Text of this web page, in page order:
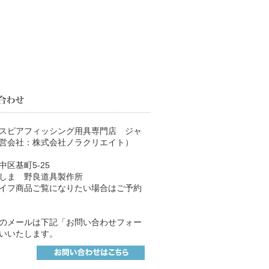
ピアフィッシング用具専門店 ジャ
会社：株式会社ノラクリエイト）
区基町5-25
ま 野良道具製作所
フ商品ご覧になりたい場合はご予約
メールは下記「お問い合わせフォー
いたします。